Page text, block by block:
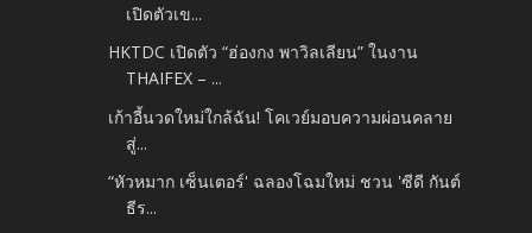
เปิดตัวเข...
HKTDC เปิดตัว “ฮ่องกง พาวิลเลียน” ในงาน
THAIFEX – ...
เก้าอี้นวดใหม่ใกล้ฉัน! โคเวย์มอบความผ่อนคลาย
สู่...
“หัวหมาก เซ็นเตอร์' ฉลองโฉมใหม่ ชวน 'ซีดี กันต์
ธีร...